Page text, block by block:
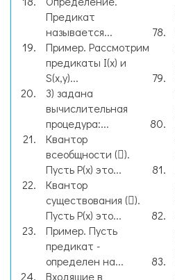
Предикат
называется...
Пример. Рассмотрим
предикаты I(x) и
S(x,y)...
3) задана
вычислительная
процедура:...
Квантор
всеобщности ().
Пусть P(x) это...
Квантор
существования ().
Пусть Р(х) это...
Пример. Пусть
предикат -
определен на...
Входящие в